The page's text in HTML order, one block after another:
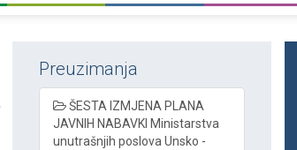
Preuzimanja
ŠESTA IZMJENA PLANA
JAVNIH NABAVKI Ministarstva
unutrašnjih poslova Unsko -